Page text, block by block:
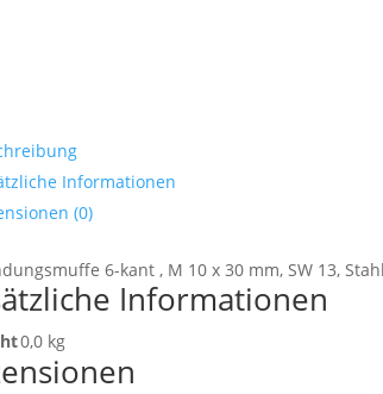
Informationen
(0)
6-kant , M 10 x 30 mm, SW 13,
Informationen
0,0 kg